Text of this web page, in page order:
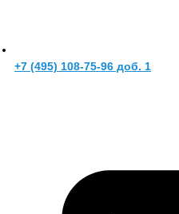
+7 (495) 108-75-96 доб. 1